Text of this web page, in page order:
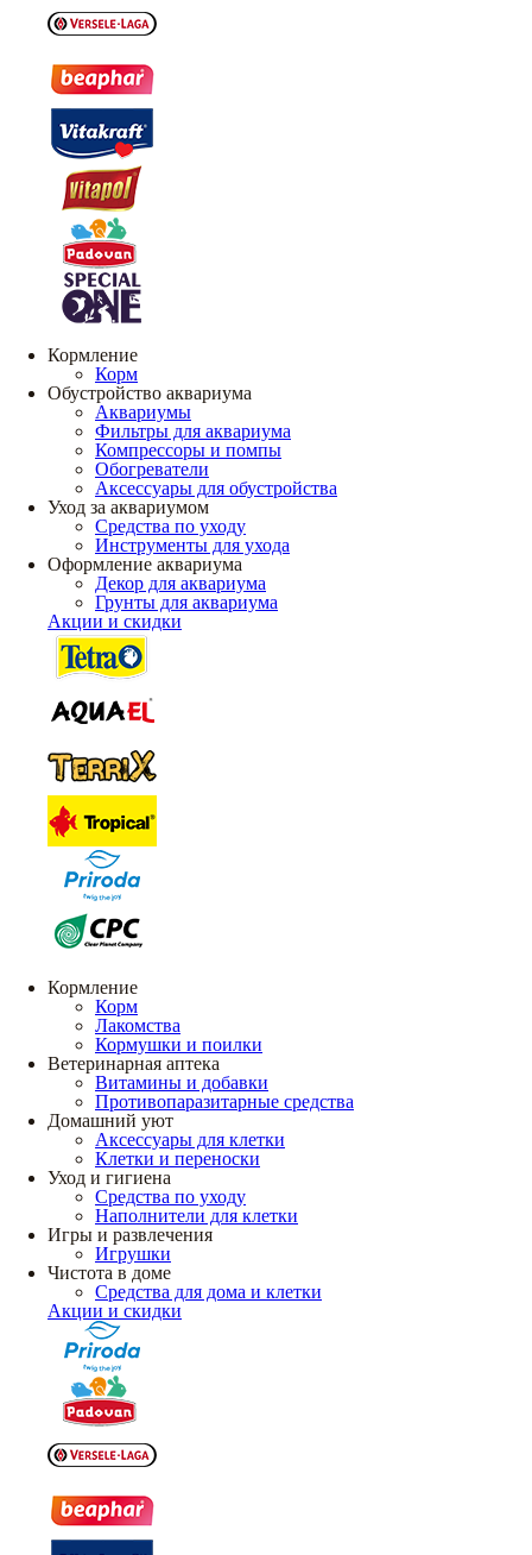
Кормление
Корм
Обустройство аквариума
Аквариумы
Фильтры для аквариума
Компрессоры и помпы
Обогреватели
Аксессуары для обустройства
Уход за аквариумом
Средства по уходу
Инструменты для ухода
Оформление аквариума
Декор для аквариума
Грунты для аквариума
Акции и скидки
Кормление
Корм
Лакомства
Кормушки и поилки
Ветеринарная аптека
Витамины и добавки
Противопаразитарные средства
Домашний уют
Аксессуары для клетки
Клетки и переноски
Уход и гигиена
Средства по уходу
Наполнители для клетки
Игры и развлечения
Игрушки
Чистота в доме
Средства для дома и клетки
Акции и скидки